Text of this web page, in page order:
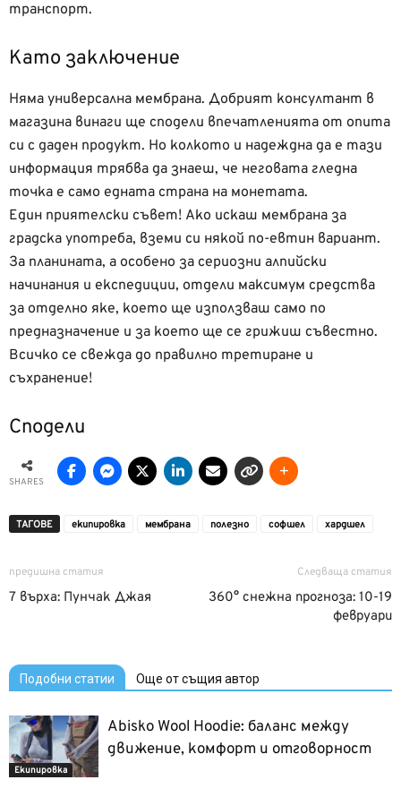
транспорт.
Като заключение
Няма универсална мембрана. Добрият консултант в
магазина винаги ще сподели впечатленията от опита
си с даден продукт. Но колкото и надеждна да е тази
информация трябва да знаеш, че неговата гледна
точка е само едната страна на монетата.
Един приятелски съвет! Ако искаш мембрана за
градска употреба, вземи си някой по-евтин вариант.
За планината, а особено за сериозни алпийски
начинания и експедиции, отдели максимум средства
за отделно яке, което ще използваш само по
предназначение и за което ще се грижиш съвестно.
Всичко се свежда до правилно третиране и
съхранение!
Сподели
SHARES
ТАГОВЕ екипировка мембрана полезно софшел хардшел
предишна статия
7 върха: Пунчак Джая
Следваща статия
360° снежна прогноза: 10-19
февруари
Подобни статии Още от същия автор
Екипировка
Abisko Wool Hoodie: баланс между
движение, комфорт и отговорност